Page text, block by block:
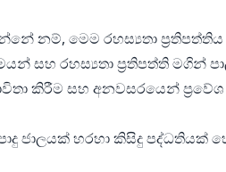
නම්, මෙම රහස්‍යතා
සහ රහස්‍යතා ප්‍රතිපත්ති මගින්
කිරීම සහ අනවසරයෙන් ප්‍රවේශ
ජාලයක් හරහා කිසිදු පද්ධතියක්